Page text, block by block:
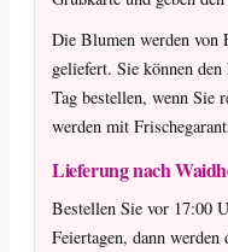
Die Blumen werden von
geliefert. Sie können
Tag bestellen, wenn Sie
werden mit
Lieferung nach
Bestellen Sie vor 17:00
Feiertagen, dann